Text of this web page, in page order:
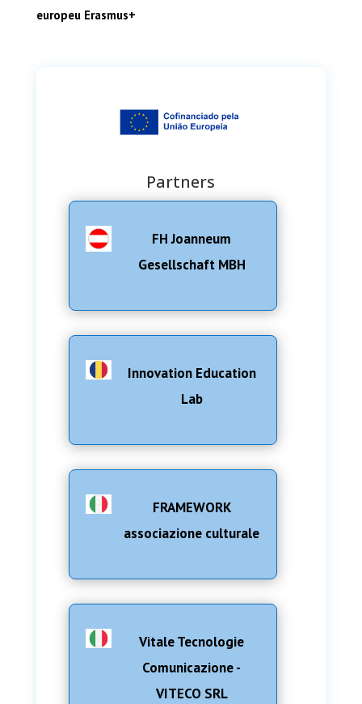
europeu Erasmus+
Partners
FH Joanneum
Gesellschaft MBH
Innovation Education
Lab
FRAMEWORK
associazione culturale
Vitale Tecnologie
Comunicazione -
VITECO SRL